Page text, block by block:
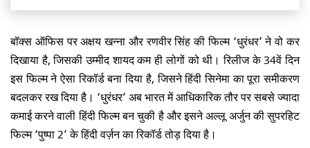
बॉक्स ऑफिस पर अक्षय खन्ना और रणवीर सिंह की फिल्म ‘धुरंधर’ ने वो कर
दिखाया है, जिसकी उम्मीद शायद कम ही लोगों को थी। रिलीज के 34वें दिन
इस फिल्म ने ऐसा रिकॉर्ड बना दिया है, जिसने हिंदी सिनेमा का पूरा समीकरण
बदलकर रख दिया है। ‘धुरंधर’ अब भारत में आधिकारिक तौर पर सबसे ज्यादा
कमाई करने वाली हिंदी फिल्म बन चुकी है और इसने अल्लू अर्जुन की सुपरहिट
फिल्म ‘पुष्पा 2’ के हिंदीवर्ज़नका रिकॉर्ड तोड़ दिया है।